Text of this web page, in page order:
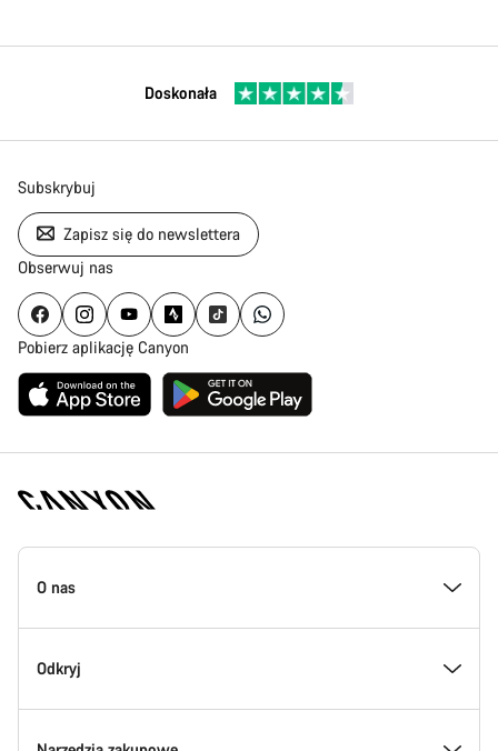
Doskonała
Subskrybuj
Zapisz się do newslettera
Obserwuj nas
Pobierz aplikację Canyon
Stopka
strony
O nas
Poznaj Canyon
Odkryj